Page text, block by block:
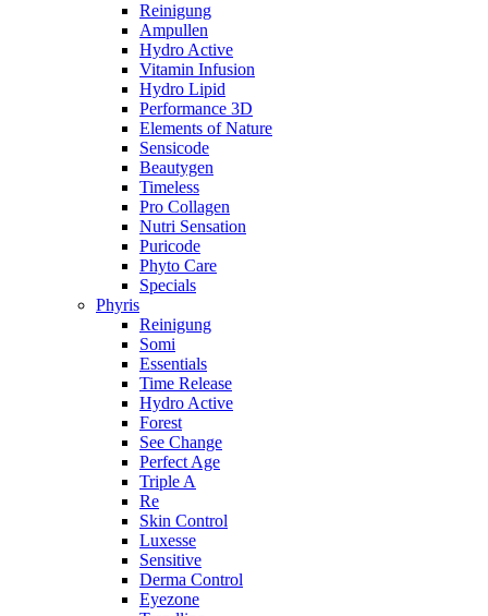
Reinigung
Ampullen
Hydro Active
Vitamin Infusion
Hydro Lipid
Performance 3D
Elements of Nature
Sensicode
Beautygen
Timeless
Pro Collagen
Nutri Sensation
Puricode
Phyto Care
Specials
Phyris
Reinigung
Somi
Essentials
Time Release
Hydro Active
Forest
See Change
Perfect Age
Triple A
Re
Skin Control
Luxesse
Sensitive
Derma Control
Eyezone